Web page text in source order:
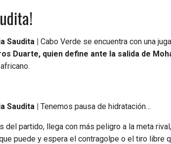
Saudita | Cabo Verde se encuentra con una
Duarte, quien define ante la salida de
Saudita | Tenemos pausa de hidratación…
del partido, llega con más peligro a la meta
puede y espera el contragolpe o el tiro libre